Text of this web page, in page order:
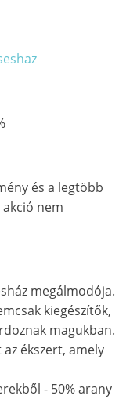
és a legtöbb
akció nem
megálmodója.
kiegészítők,
magukban.
ékszert, amely
- 50% arany